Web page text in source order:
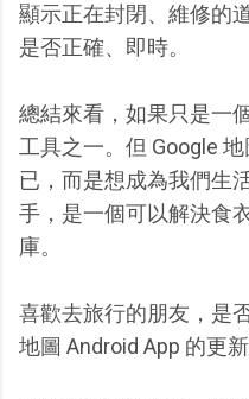
顯示正在封閉、維修的
是否正確、即時。
總結來看，如果只是一
工具之一。但 Google
已，而是想成為我們生
手，是一個可以解決食
庫。
喜歡去旅行的朋友，是
地圖 Android App 的更